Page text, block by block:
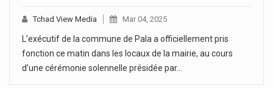
Tchad View Media Mar 04, 2025
L’exécutif de la commune de Pala a officiellement pris
fonction ce matin dans les locaux de la mairie, au cours
d’une cérémonie solennelle présidée par…